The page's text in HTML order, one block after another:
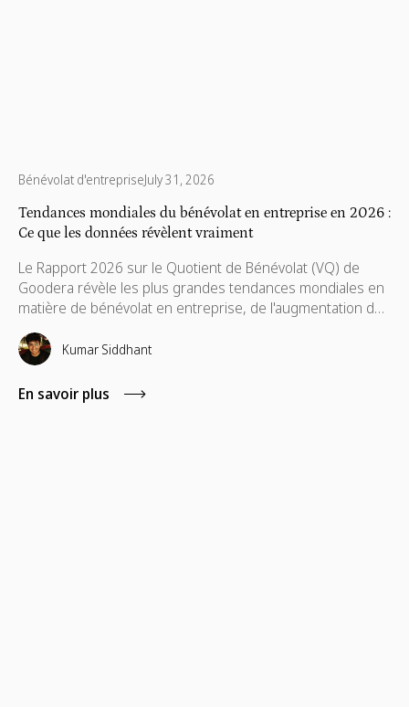
Bénévolat d'entrepriseJuly 31, 2026
Tendances mondiales du bénévolat en entreprise en 2026 :
Ce que les données révèlent vraiment
Le Rapport 2026 sur le Quotient de Bénévolat (VQ) de
Goodera révèle les plus grandes tendances mondiales en
matière de bénévolat en entreprise, de l'augmentation de
la participation des bénévoles au défi croissant de
maintenir l'engagement des employés à long terme.
Kumar Siddhant
En savoir plus